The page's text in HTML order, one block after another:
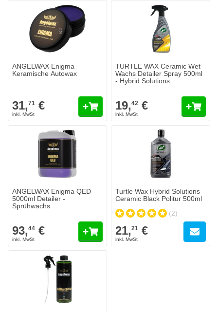
ANGELWAX Enigma Keramische Autowax
Heute versendet
€
ANGELWAX Enigma
Keramische Autowax
31,71 €
TURTLE WAX Ceramic Wet
Wachs Detailer Spray 500ml
- Hybrid Solutions
19,42 €
ANGELWAX Enigma QED
5000ml Detailer -
Sprühwachs
93,44 €
Turtle Wax Hybrid Solutions
Ceramic Black Politur 500ml
(2)
21,21 €